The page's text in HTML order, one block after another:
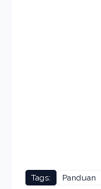
Tags: Panduan